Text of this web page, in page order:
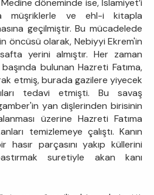
döneminde ise, İslamiyet’i
müşriklerle ve ehl-i kitapla
geçilmiştir. Bu mücadelede
öncüsü olarak, Nebiyyi Ekrem'in
yerini almıştır. Her zaman
bulunan Hazreti Fatıma,
etmiş, burada gazilere yiyecek
tedavi etmişti. Bu savaş
yan dişlerinden birisinin
üzerine Hazreti Fatıma
temizlemeye çalıştı. Kanın
hasır parçasını yakıp küllerini
suretiyle akan kanı